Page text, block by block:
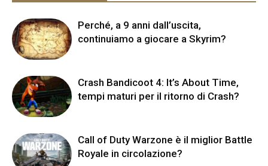
Perché, a 9 anni dall’uscita,
continuiamo a giocare a Skyrim?
Crash Bandicoot 4: It’s About Time,
tempi maturi per il ritorno di Crash?
Call of Duty Warzone è il miglior Battle
Royale in circolazione?